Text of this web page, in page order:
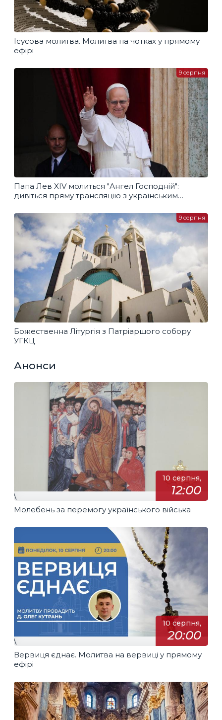
Ісусова молитва. Молитва на чотках у прямому
ефірі
Папа Лев XIV молиться "Ангел Господній":
дивіться пряму трансляцію з українським
9 серпня
Божественна Літургія з Патріаршого собору
УГКЦ
9 серпня
Анонси
10 серпня,
12:00
\
Молебень за перемогу українського війська
10 серпня,
20:00
\
Вервиця єднає. Молитва на вервиці у прямому
ефірі